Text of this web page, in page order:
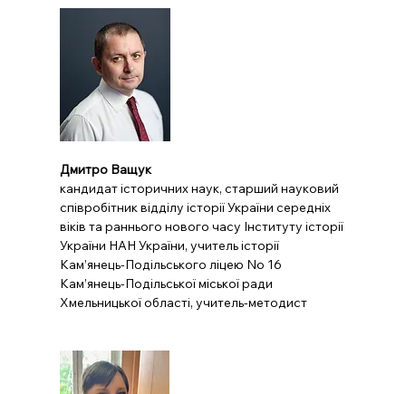
Дмитро Ващук
кандидат історичних наук, старший науковий
співробітник відділу історії України середніх
віків та раннього нового часу Інституту історії
України НАН України, учитель історії
Кам’янець-Подільського ліцею No 16
Кам’янець-Подільської міської ради
Хмельницької області, учитель-методист